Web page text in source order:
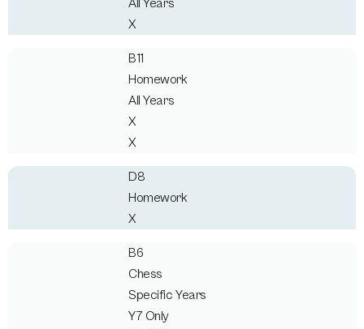
All Years
X
B11
Homework
All Years
X
X
D8
Homework
X
B6
Chess
Specific Years
Y7 Only